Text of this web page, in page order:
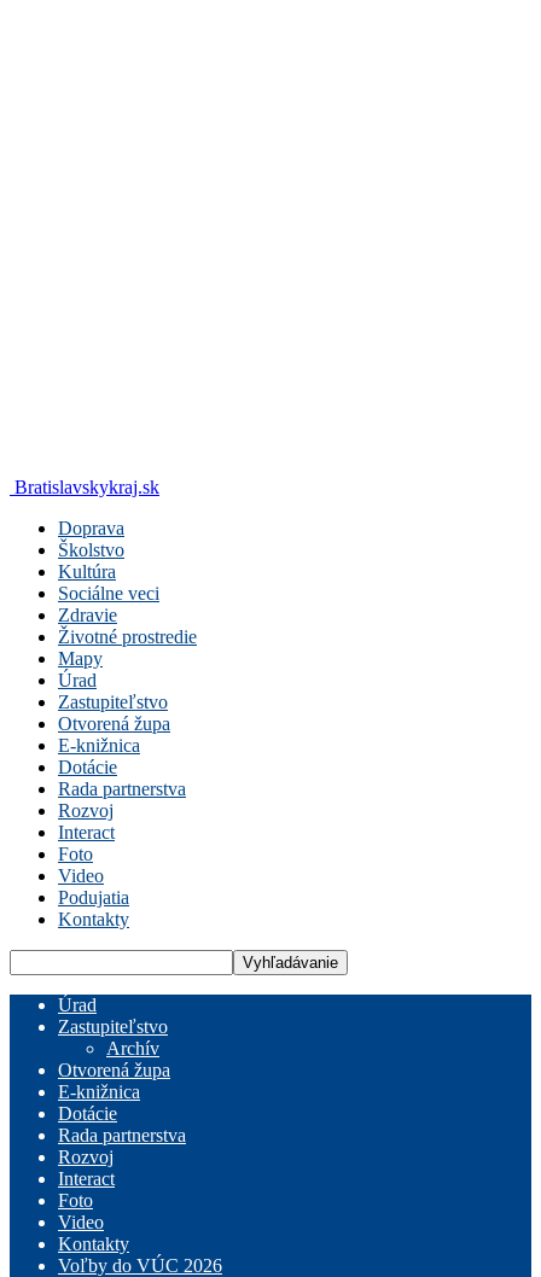
Bratislavskykraj.sk
Doprava
Školstvo
Kultúra
Sociálne veci
Zdravie
Životné prostredie
Mapy
Úrad
Zastupiteľstvo
Otvorená župa
E-knižnica
Dotácie
Rada partnerstva
Rozvoj
Interact
Foto
Video
Podujatia
Kontakty
Úrad
Zastupiteľstvo
Archív
Otvorená župa
E-knižnica
Dotácie
Rada partnerstva
Rozvoj
Interact
Foto
Video
Kontakty
Voľby do VÚC 2026